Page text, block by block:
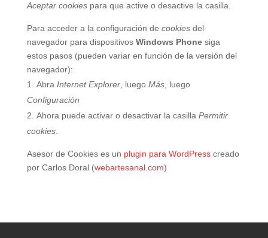
Aceptar cookiespara que active o desactive la casilla.
Para acceder a la configuración de cookiesdel
navegador para dispositivos Windows Phonesiga
estos pasos (pueden variar en función de la versión del
navegador):
Abra Internet Explorer, luego Más, luego
Configuración
Ahora puede activar o desactivar la casilla Permitir
cookies.
Asesor de Cookies es un plugin para WordPresscreado
por Carlos Doral (webartesanal.com)